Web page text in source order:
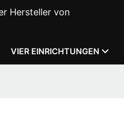
Hersteller von
VIER EINRICHTUNGEN